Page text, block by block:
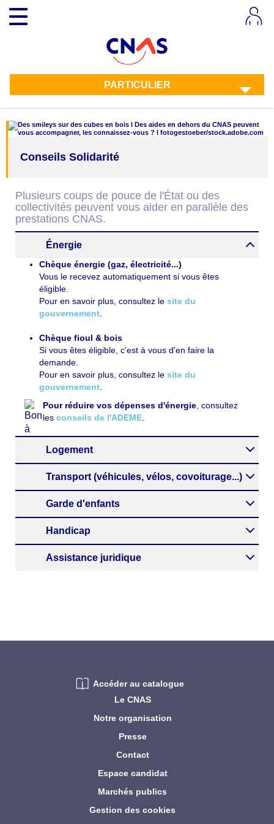
contenu
principal
Toggle
navigation
PARTICULIER
Conseils Solidarité
Corps
Plusieurs coups de pouce de l'État ou des
collectivités peuvent vous aider en parallèle des
prestations CNAS.
Énergie
Chèque énergie (gaz, électricité...)
Vous le recevez automatiquement si vous êtes
éligible.
Pour en savoir plus, consultez le site du
gouvernement
Chèque fioul & bois
Si vous êtes éligible, c'est à vous d'en faire la
demande.
Pour en savoir plus, consultez le site du
gouvernement
Pour réduire vos dépenses d'énergie , consultez
les conseils de l'ADEME
Logement
Transport (véhicules, vélos, covoiturage...)
Garde d'enfants
Handicap
Assistance juridique
Le CNAS
Notre organisation
Presse
Contact
Espace candidat
Marchés publics
Gestion des cookies
Accéder au catalogue